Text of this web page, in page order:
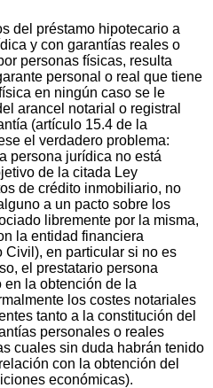
del préstamo hipotecario a
y con garantías reales o
personas físicas, resulta
personal o real que tiene
en ningún caso se le
arancel notarial o registral
(artículo 15.4 de la
el verdadero problema:
persona jurídica no está
de la citada Ley
de crédito inmobiliario, no
a un pacto sobre los
libremente por la misma,
la entidad financiera
Civil), en particular si no es
el prestatario persona
en la obtención de la
los costes notariales
tanto a la constitución del
personales o reales
cuales sin duda habrán tenido
con la obtención del
económicas).